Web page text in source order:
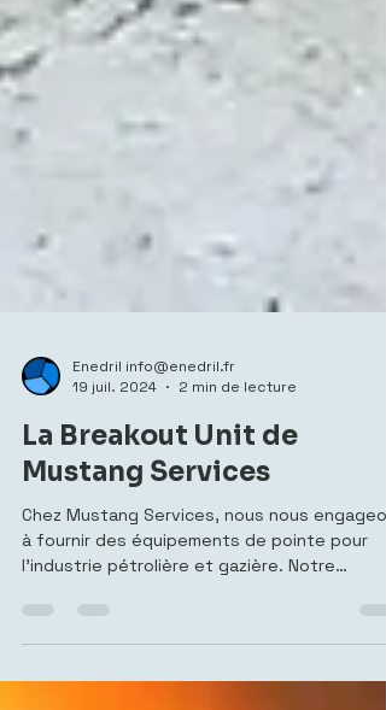
Enedril info@enedril.fr
19 juil. 2024
2 min de lecture
La Breakout Unit de
Mustang Services
Chez Mustang Services, nous nous
Breakout...